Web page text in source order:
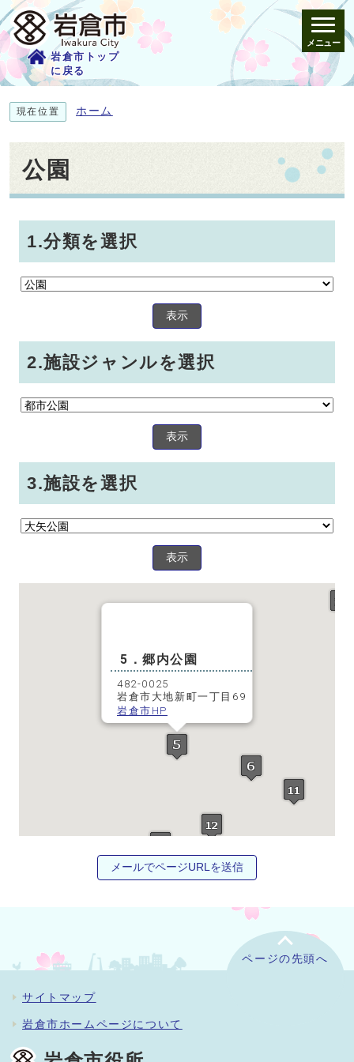
岩倉市トップ
に戻る
メニュー
現在位置 ホーム
公園
1.分類を選択
表示
2.施設ジャンルを選択
表示
3.施設を選択
表示
5．郷内公園
482-0025
岩倉市大地新町一丁目69
岩倉市HP
メールでページURLを送信
ページの先頭へ
サイトマップ
岩倉市ホームページについて